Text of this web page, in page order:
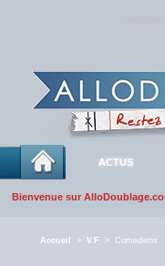
ACTUS
Bienvenue sur
Accueil > V.F > Comediens